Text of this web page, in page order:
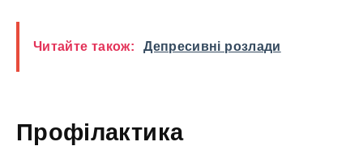
Читайте також: Депресивні розлади
Профілактика